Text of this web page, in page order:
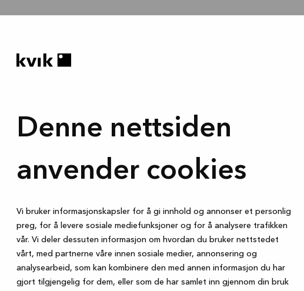
Denne nettsiden
anvender cookies
Vi bruker informasjonskapsler for å gi innhold og annonser et personlig
preg, for å levere sosiale mediefunksjoner og for å analysere trafikken
vår. Vi deler dessuten informasjon om hvordan du bruker nettstedet
vårt, med partnerne våre innen sosiale medier, annonsering og
analysearbeid, som kan kombinere den med annen informasjon du har
gjort tilgjengelig for dem, eller som de har samlet inn gjennom din bruk